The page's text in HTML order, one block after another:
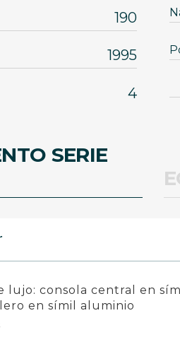
190
1995
4
SERIE
lujo: consola central en
en símil aluminio